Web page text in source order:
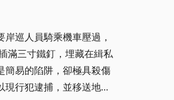
道路，國內許多縣市在
北市政府可以以最少的成
，打造廚餘回收車，搶
巡人員騎乘機車壓過，
簡易的陷阱，卻極具殺傷
行犯逮捕，並移送地檢